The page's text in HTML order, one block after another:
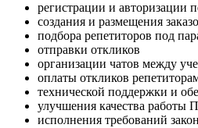
регистрации и авторизации
создания и размещения
подбора репетиторов под
отправки откликов
организации чатов между
оплаты откликов
технической поддержки и
улучшения качества работы
исполнения требований